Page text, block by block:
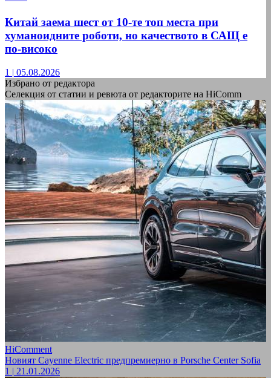
Китай заема шест от 10-те топ места при
хуманоидните роботи, но качеството в САЩ е
по-високо
1 | 05.08.2026
Избрано от редактора
Селекция от статии и ревюта от редакторите на HiComm
HiComment
Новият Cayenne Electric предпремиерно в Porsche Center Sofia
1 | 21.01.2026